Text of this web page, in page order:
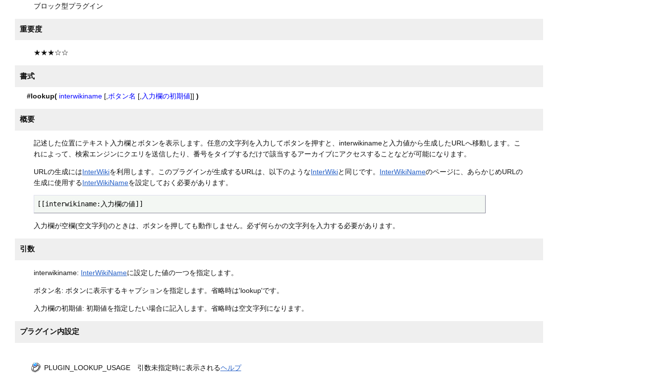
ブロック型プラグイン
重要度
★★★☆☆
書式
#lookup( interwikiname[, ボタン名 [, 入力欄の初期値]] )
概要
記述した位置にテキスト入力欄とボタンを表示します。任意の文字列を入力してボタンを押すと、interwikinameと入力値から生成したURLへ移動します。こ
れによって、検索エンジンにクエリを送信したり、番号をタイプするだけで該当するアーカイブにアクセスすることなどが可能になります。
URLの生成にはInterWikiを利用します。このプラグインが生成するURLは、以下のようなInterWikiと同じです。 InterWikiNameのページに、あらかじめURLの
生成に使用するInterWikiNameを設定しておく必要があります。
[[interwikiname:入力欄の値]]
入力欄が空欄(空文字列)のときは、ボタンを押しても動作しません。必ず何らかの文字列を入力する必要があります。
引数
interwikiname: InterWikiNameに設定した値の一つを指定します。
ボタン名: ボタンに表示するキャプションを指定します。省略時は'lookup'です。
入力欄の初期値: 初期値を指定したい場合に記入します。省略時は空文字列になります。
プラグイン内設定
PLUGIN_LOOKUP_USAGE 引数未指定時に表示されるヘルプ